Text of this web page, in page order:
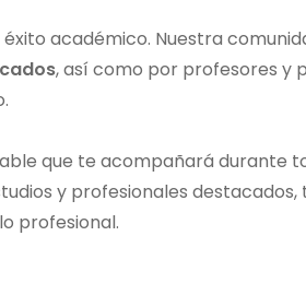
académico. Nuestra
, así como por profesores y
que te acompañará durante
y profesionales
profesional.